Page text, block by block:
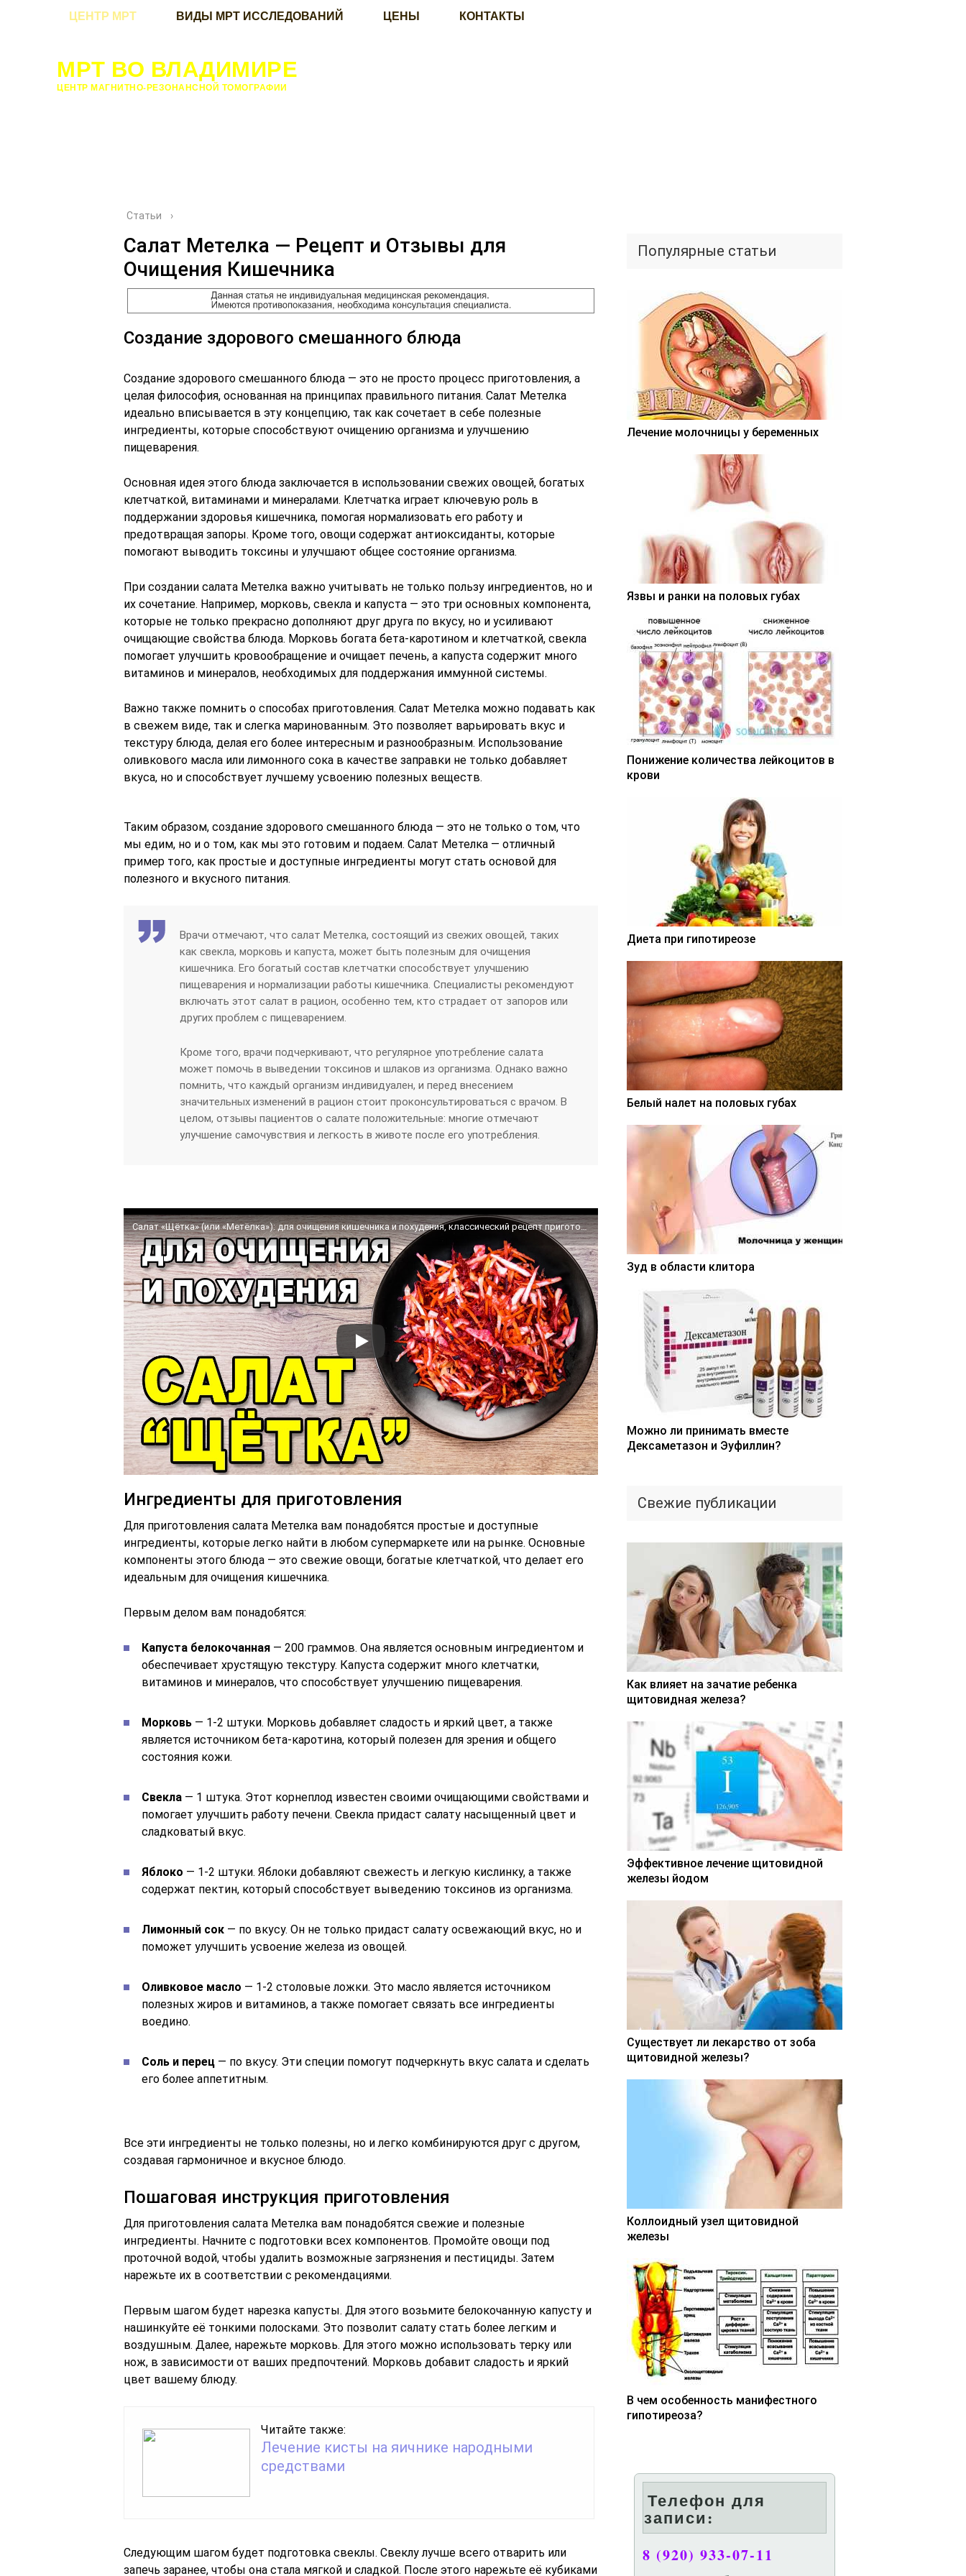
ЦЕНТР МРТ ВИДЫ МРТ ИССЛЕДОВАНИЙ ЦЕНЫ КОНТАКТЫ
МРТ ВО ВЛАДИМИРЕ
ЦЕНТР МАГНИТНО-РЕЗОНАНСНОЙ ТОМОГРАФИИ
Статьи ›
Салат Метелка — Рецепт и Отзывы для
Очищения Кишечника
Создание здорового смешанного блюда
Создание здорового смешанного блюда — это не просто процесс приготовления, а
целая философия, основанная на принципах правильного питания. Салат Метелка
идеально вписывается в эту концепцию, так как сочетает в себе полезные
ингредиенты, которые способствуют очищению организма и улучшению
пищеварения.
Основная идея этого блюда заключается в использовании свежих овощей, богатых
клетчаткой, витаминами и минералами. Клетчатка играет ключевую роль в
поддержании здоровья кишечника, помогая нормализовать его работу и
предотвращая запоры. Кроме того, овощи содержат антиоксиданты, которые
помогают выводить токсины и улучшают общее состояние организма.
При создании салата Метелка важно учитывать не только пользу ингредиентов, но и
их сочетание. Например, морковь, свекла и капуста — это три основных компонента,
которые не только прекрасно дополняют друг друга по вкусу, но и усиливают
очищающие свойства блюда. Морковь богата бета-каротином и клетчаткой, свекла
помогает улучшить кровообращение и очищает печень, а капуста содержит много
витаминов и минералов, необходимых для поддержания иммунной системы.
Важно также помнить о способах приготовления. Салат Метелка можно подавать как
в свежем виде, так и слегка маринованным. Это позволяет варьировать вкус и
текстуру блюда, делая его более интересным и разнообразным. Использование
оливкового масла или лимонного сока в качестве заправки не только добавляет
вкуса, но и способствует лучшему усвоению полезных веществ.
Таким образом, создание здорового смешанного блюда — это не только о том, что
мы едим, но и о том, как мы это готовим и подаем. Салат Метелка — отличный
пример того, как простые и доступные ингредиенты могут стать основой для
полезного и вкусного питания.
Врачи отмечают, что салат Метелка, состоящий из свежих овощей, таких
как свекла, морковь и капуста, может быть полезным для очищения
кишечника. Его богатый состав клетчатки способствует улучшению
пищеварения и нормализации работы кишечника. Специалисты рекомендуют
включать этот салат в рацион, особенно тем, кто страдает от запоров или
других проблем с пищеварением.
Кроме того, врачи подчеркивают, что регулярное употребление салата
может помочь в выведении токсинов и шлаков из организма. Однако важно
помнить, что каждый организм индивидуален, и перед внесением
значительных изменений в рацион стоит проконсультироваться с врачом. В
целом, отзывы пациентов о салате положительные: многие отмечают
улучшение самочувствия и легкость в животе после его употребления.
Салат «Щётка» (или «Метёлка»): для очищения кишечника и похудения, классический рецепт приготовления
Ингредиенты для приготовления
Для приготовления салата Метелка вам понадобятся простые и доступные
ингредиенты, которые легко найти в любом супермаркете или на рынке. Основные
компоненты этого блюда — это свежие овощи, богатые клетчаткой, что делает его
идеальным для очищения кишечника.
Первым делом вам понадобятся:
Капуста белокочанная — 200 граммов. Она является основным ингредиентом и
обеспечивает хрустящую текстуру. Капуста содержит много клетчатки,
витаминов и минералов, что способствует улучшению пищеварения.
Морковь — 1-2 штуки. Морковь добавляет сладость и яркий цвет, а также
является источником бета-каротина, который полезен для зрения и общего
состояния кожи.
Свекла — 1 штука. Этот корнеплод известен своими очищающими свойствами и
помогает улучшить работу печени. Свекла придаст салату насыщенный цвет и
сладковатый вкус.
Яблоко — 1-2 штуки. Яблоки добавляют свежесть и легкую кислинку, а также
содержат пектин, который способствует выведению токсинов из организма.
Лимонный сок — по вкусу. Он не только придаст салату освежающий вкус, но и
поможет улучшить усвоение железа из овощей.
Оливковое масло — 1-2 столовые ложки. Это масло является источником
полезных жиров и витаминов, а также помогает связать все ингредиенты
воедино.
Соль и перец — по вкусу. Эти специи помогут подчеркнуть вкус салата и сделать
его более аппетитным.
Все эти ингредиенты не только полезны, но и легко комбинируются друг с другом,
создавая гармоничное и вкусное блюдо.
Пошаговая инструкция приготовления
Для приготовления салата Метелка вам понадобятся свежие и полезные
ингредиенты. Начните с подготовки всех компонентов. Промойте овощи под
проточной водой, чтобы удалить возможные загрязнения и пестициды. Затем
нарежьте их в соответствии с рекомендациями.
Первым шагом будет нарезка капусты. Для этого возьмите белокочанную капусту и
нашинкуйте её тонкими полосками. Это позволит салату стать более легким и
воздушным. Далее, нарежьте морковь. Для этого можно использовать терку или
нож, в зависимости от ваших предпочтений. Морковь добавит сладость и яркий
цвет вашему блюду.
Читайте также:
Лечение кисты на яичнике народными
средствами
Следующим шагом будет подготовка свеклы. Свеклу лучше всего отварить или
запечь заранее, чтобы она стала мягкой и сладкой. После этого нарежьте её кубиками
Популярные статьи
Лечение молочницы у беременных
Язвы и ранки на половых губах
Понижение количества лейкоцитов в
крови
Диета при гипотиреозе
Белый налет на половых губах
Зуд в области клитора
Можно ли принимать вместе
Дексаметазон и Эуфиллин?
Свежие публикации
Как влияет на зачатие ребенка
щитовидная железа?
Эффективное лечение щитовидной
железы йодом
Существует ли лекарство от зоба
щитовидной железы?
Коллоидный узел щитовидной
железы
В чем особенность манифестного
гипотиреоза?
Телефон для
записи:
8 (920) 933-07-11